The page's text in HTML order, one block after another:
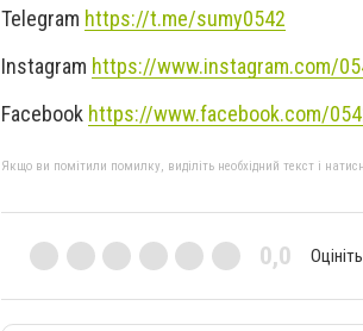
Telegram https://t.me/sumy0542
Instagram https://www.instagram.com/
Facebook https://www.facebook.com/
Якщо ви помітили помилку, виділіть необхідний текст і
0,0